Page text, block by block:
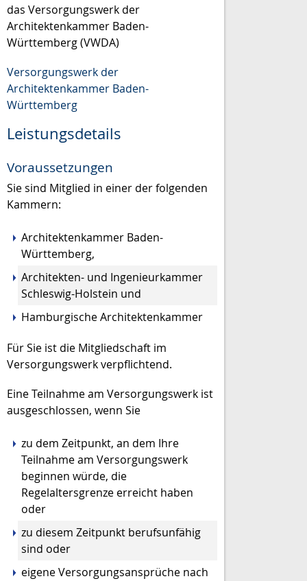
das Versorgungswerk der
Architektenkammer Baden-
Württemberg (VWDA)
Versorgungswerk der
Architektenkammer Baden-
Württemberg
Leistungsdetails
Voraussetzungen
Sie sind Mitglied in einer der folgenden
Kammern:
Architektenkammer Baden-
Württemberg,
Architekten- und Ingenieurkammer
Schleswig-Holstein und
Hamburgische Architektenkammer
Für Sie ist die Mitgliedschaft im
Versorgungswerk verpflichtend.
Eine Teilnahme am Versorgungswerk ist
ausgeschlossen, wenn Sie
zu dem Zeitpunkt, an dem Ihre
Teilnahme am Versorgungswerk
beginnen würde, die
Regelaltersgrenze erreicht haben
oder
zu diesem Zeitpunkt berufsunfähig
sind oder
eigene Versorgungsansprüche nach